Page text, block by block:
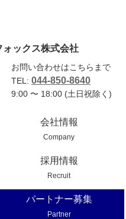
ォックス株式会社
お問い合わせはこちらまで
TEL: 044-850-8640
9:00 〜 18:00 (土日祝除く)
会社情報
Company
採用情報
Recruit
パートナー募集
Partner